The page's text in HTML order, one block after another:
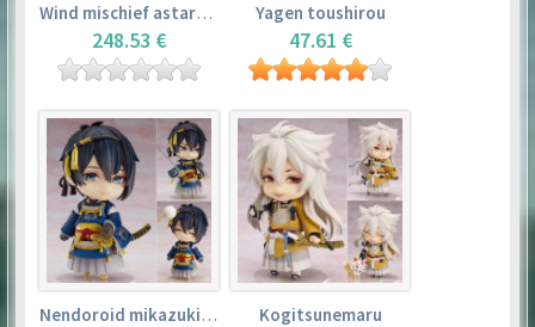
Wind mischief astarotte
248.53 €
Yagen toushirou
47.61 €
Nendoroid mikazuki munechika Kogitsunemaru